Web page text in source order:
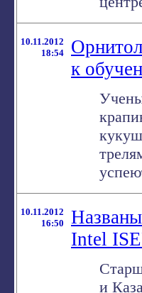
10.11.2012
18:54
к
10.11.2012
16:50
Intel
и